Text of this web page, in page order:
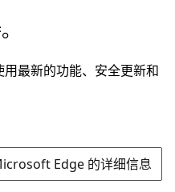
最新的功能、安全更新和
Edge 的详细信息